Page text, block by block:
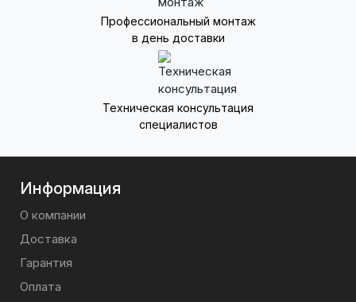
Профессиональный монтаж
в день доставки
Техническая консультация
специалистов
Информация
О компании
Доставка
Гарантия
Оплата